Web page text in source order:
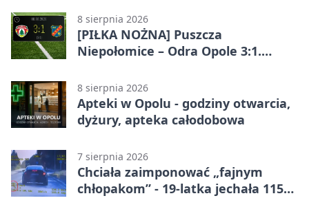
8 sierpnia 2026
[PIŁKA NOŻNA] Puszcza
Niepołomice – Odra Opole 3:1.
ligi
8 sierpnia 2026
Apteki w Opolu - godziny otwarcia,
dyżury, apteka całodobowa
7 sierpnia 2026
Chciała zaimponować „fajnym
chłopakom” - 19-latka jechała 115